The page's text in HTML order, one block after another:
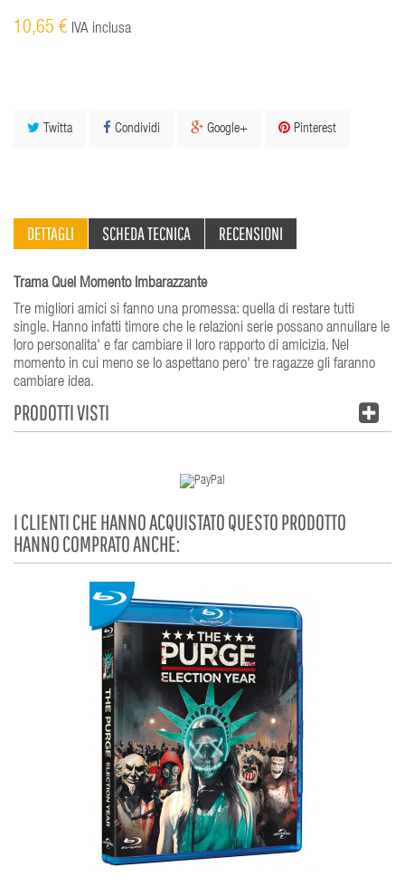
10,65 € IVA inclusa
Twitta Condividi Google+ Pinterest
DETTAGLI SCHEDA TECNICA RECENSIONI
Trama Quel Momento Imbarazzante
Tre migliori amici si fanno una promessa: quella di restare tutti
single. Hanno infatti timore che le relazioni serie possano annullare le
loro personalita' e far cambiare il loro rapporto di amicizia. Nel
momento in cui meno se lo aspettano pero' tre ragazze gli faranno
cambiare idea.
PRODOTTI VISTI
I CLIENTI CHE HANNO ACQUISTATO QUESTO PRODOTTO
HANNO COMPRATO ANCHE: